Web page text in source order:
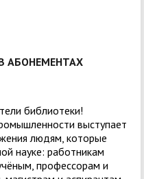
АБОНЕМЕНТАХ
библиотеки!
выступает
людям, которые
науке: работникам
профессорам и